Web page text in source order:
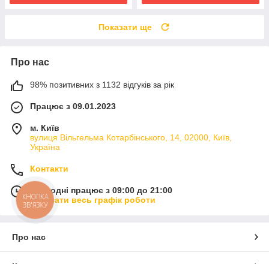
Показати ще
Про нас
98% позитивних з 1132 відгуків за рік
Працює з 09.01.2023
м. Київ
вулиця Вільгельма Котарбінського, 14, 02000, Київ,
Україна
Контакти
Сьогодні працює з 09:00 до 21:00
Показати весь графік роботи
Про нас
КНОПКА
ЗВ'ЯЗКУ